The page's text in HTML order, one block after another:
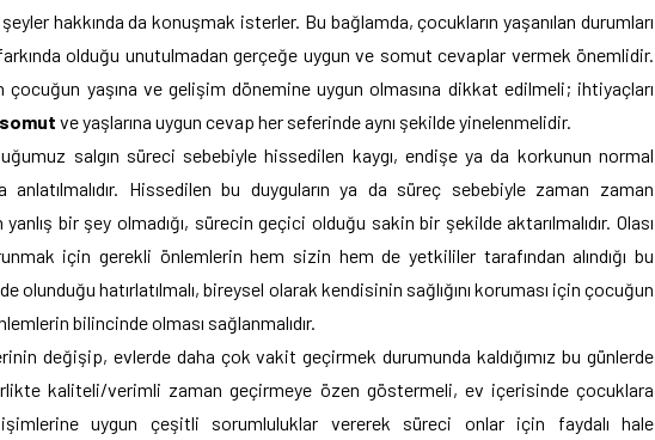
şeyler hakkında da konuşmak isterler. Bu bağlamda, çocukların yaşanılan durumları
olduğu unutulmadan gerçeğe uygun ve somut cevaplar vermek önemlidir.
çocuğun yaşına ve gelişim dönemine uygun olmasına dikkat edilmeli; ihtiyaçları
somut ve yaşlarına uygun cevap her seferinde aynı şekilde yinelenmelidir.
salgın süreci sebebiyle hissedilen kaygı, endişe ya da korkunun normal
anlatılmalıdır. Hissedilen bu duyguların ya da süreç sebebiyle zaman zaman
bir şey olmadığı, sürecin geçici olduğu sakin bir şekilde aktarılmalıdır. Olası
için gerekli önlemlerin hem sizin hem de yetkililer tarafından alındığı bu
olunduğu hatırlatılmalı, bireysel olarak kendisinin sağlığını koruması için çocuğun
bilincinde olması sağlanmalıdır.
değişip, evlerde daha çok vakit geçirmek durumunda kaldığımız bu günlerde
kaliteli/verimli zaman geçirmeye özen göstermeli, ev içerisinde çocuklara
uygun çeşitli sorumluluklar vererek süreci onlar için faydalı hale